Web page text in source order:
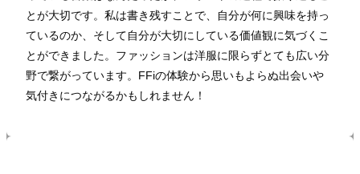
とが大切です。私は書き残すことで、自分が何に興味を持っ
ているのか、そして自分が大切にしている価値観に気づくこ
とができました。ファッションは洋服に限らずとても広い分
野で繋がっています。FFiの体験から思いもよらぬ出会いや
気付きにつながるかもしれません！